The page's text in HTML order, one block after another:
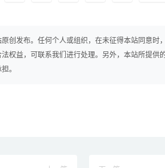
创发布。任何个人或组织，在未征得本站同意时
权益，可联系我们进行处理。另外，本站所提供
。